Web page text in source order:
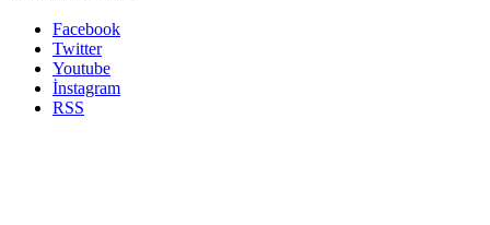
Facebook
Twitter
Youtube
İnstagram
RSS